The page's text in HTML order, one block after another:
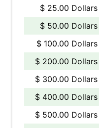
$ 25.00 Dollars
$ 50.00 Dollars
$ 100.00 Dollars
$ 200.00 Dollars
$ 300.00 Dollars
$ 400.00 Dollars
$ 500.00 Dollars